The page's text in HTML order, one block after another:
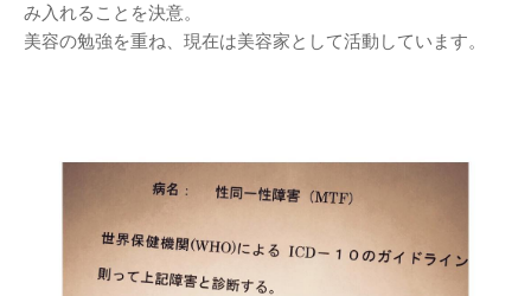
み入れることを決意。
美容の勉強を重ね、現在は美容家として活動しています。